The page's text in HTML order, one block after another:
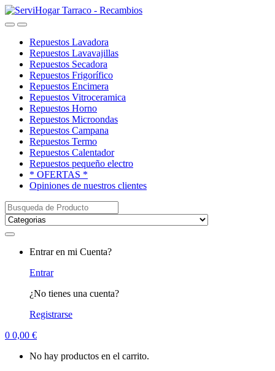
Saltar
a
saltar
al
OpenClose
Repuestos Lavadora
Repuestos Lavavajillas
Repuestos Secadora
Repuestos Frigorífico
Repuestos Encimera
Repuestos Vitroceramica
Repuestos Horno
Repuestos Microondas
Repuestos Campana
Repuestos Termo
Repuestos Calentador
Repuestos pequeño electro
* OFERTAS *
Opiniones de nuestros clientes
Buscar:
Entrar en mi Cuenta?
Entrar
¿No tienes una cuenta?
Registrarse
0 0,00 €
No hay productos en el carrito.